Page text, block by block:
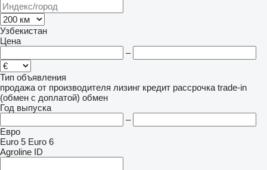
Узбекистан
Цена
–
Тип объявления
продажа от производителя лизинг кредит рассрочка trade-in
(обмен с доплатой) обмен
Год выпуска
–
Евро
Euro 5 Euro 6
Agroline ID